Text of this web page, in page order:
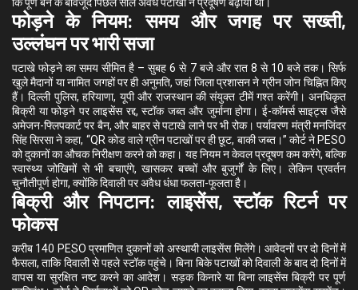
कि पूर्ण बैन के बावजूद पिछले साल अवैध पटाखों ने प्रदूषण बढ़ाया था।
फोड़ने के नियम: समय और जगह पर सख्ती,
उल्लंघन पर भारी सजा
पटाखे फोड़ने का समय सीमित है – सुबह 6 से 7 बजे और रात 8 से 10 बजे तक। सिर्फ
खुले मैदानों या नामित जगहों पर ही अनुमति, जहां जिला प्रशासन ने ग्रीन जोन चिह्नित किए
हैं। दिल्ली पुलिस, हरियाणा, यूपी और राजस्थान की संयुक्त टीमें गश्त करेंगी। अनधिकृत
बिक्री या फोड़ने पर लाइसेंस रद्द, स्टॉक जब्त और जुर्माना होगा। ई-कॉमर्स साइट्स जैसे
अमेजन-फ्लिपकार्ट पर बैन, और बाहर से पटाखे लाने पर भी रोक। पर्यावरण मंत्री मनजिंदर
सिंह सिरसा ने कहा, “QR कोड वाले ग्रीन पटाखों पर ही छूट, बाकी जब्त।” कोर्ट ने PESO
को दुकानों का औचक निरीक्षण करने को कहा। यह नियम न केवल प्रदूषण कम करेंगे, बल्कि
स्वास्थ्य जोखिमों से भी बचाएंगे, खासकर बच्चों और बुजुर्गों के लिए। लेकिन प्रवर्तन
चुनौतीपूर्ण होगा, क्योंकि दिवाली पर अवैध धंधा फलता-फूलता है।
बिक्री और निपटान: लाइसेंस, स्टॉक रिटर्न पर
फोकस
करीब 140 PESO प्रमाणित दुकानों को अस्थायी लाइसेंस मिलेंगे। आवेदनों पर दो दिनों में
फैसला, ताकि दिवाली से पहले स्टॉक पहुंचे। बिना बिके पटाखों को दिवाली के बाद दो दिनों में
वापस या सुरक्षित नष्ट करने का आदेश। सड़क किनारे या बिना लाइसेंस बिक्री पर पूर्ण